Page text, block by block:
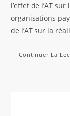
l’effet de l’AT
organisations
de l’AT sur la
Continuer La